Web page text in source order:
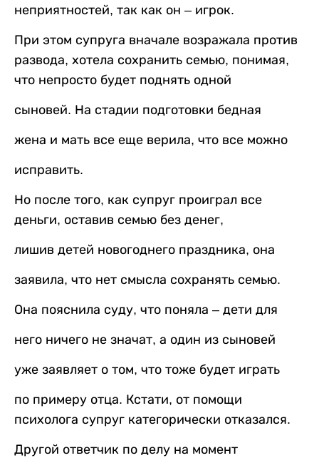
неприятностей, так как он – игрок.
При этом супруга вначале возражала против
развода, хотела сохранить семью, понимая,
что непросто будет поднять одной
сыновей. На стадии подготовки бедная
жена и мать все еще верила, что все можно
исправить.
Но после того, как супруг проиграл все
деньги, оставив семью без денег,
лишив детей новогоднего праздника, она
заявила, что нет смысла сохранять семью.
Она пояснила суду, что поняла – дети для
него ничего не значат, а один из сыновей
уже заявляет о том, что тоже будет играть
по примеру отца. Кстати, от помощи
психолога супруг категорически отказался.
Другой ответчик по делу на момент